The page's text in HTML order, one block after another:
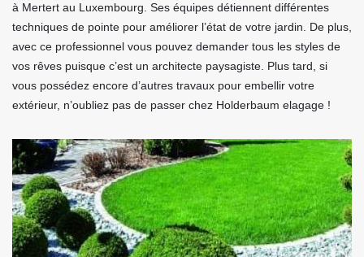
à Mertert au Luxembourg. Ses équipes détiennent différentes
techniques de pointe pour améliorer l’état de votre jardin. De plus,
avec ce professionnel vous pouvez demander tous les styles de
vos rêves puisque c’est un architecte paysagiste. Plus tard, si
vous possédez encore d’autres travaux pour embellir votre
extérieur, n’oubliez pas de passer chez Holderbaum elagage !